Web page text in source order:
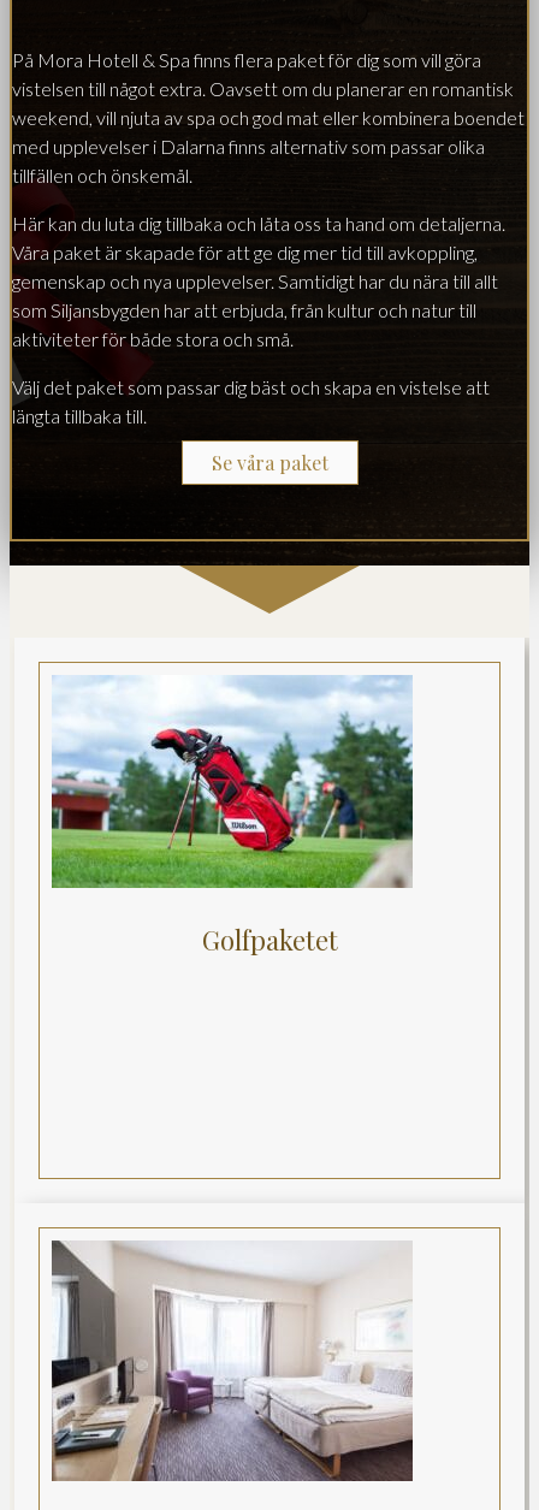
På Mora Hotell & Spa finns flera paket för dig som vill göra
vistelsen till något extra. Oavsett om du planerar en romantisk
weekend, vill njuta av spa och god mat eller kombinera boendet
med upplevelser i Dalarna finns alternativ som passar olika
tillfällen och önskemål.
Här kan du luta dig tillbaka och låta oss ta hand om detaljerna.
Våra paket är skapade för att ge dig mer tid till avkoppling,
gemenskap och nya upplevelser. Samtidigt har du nära till allt
som Siljansbygden har att erbjuda, från kultur och natur till
aktiviteter för både stora och små.
Välj det paket som passar dig bäst och skapa en vistelse att
längta tillbaka till.
Se våra paket
Golfpaketet